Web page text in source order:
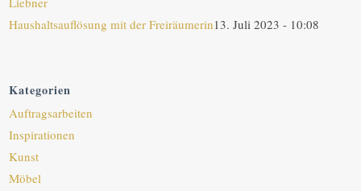
Haushaltsauflösung mit der Freiräumerin13. Juli 2023 - 10:08
Kategorien
Auftragsarbeiten
Inspirationen
Kunst
Möbel